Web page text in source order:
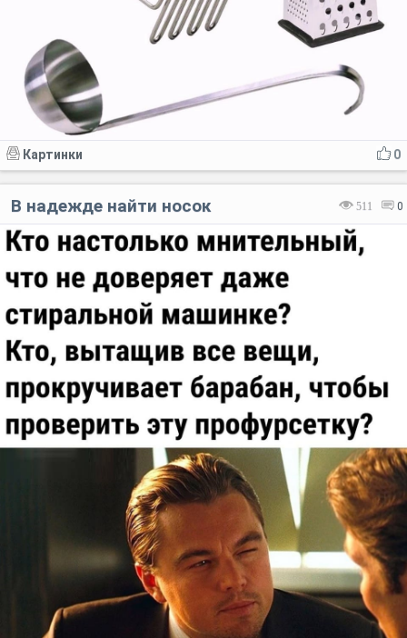
0
Картинки
511 0
В надежде найти носок